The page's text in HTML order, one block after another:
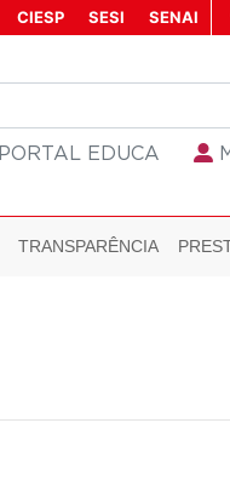
CIESP SESI SENAI
PORTAL EDUCA
TRANSPARÊNCIA